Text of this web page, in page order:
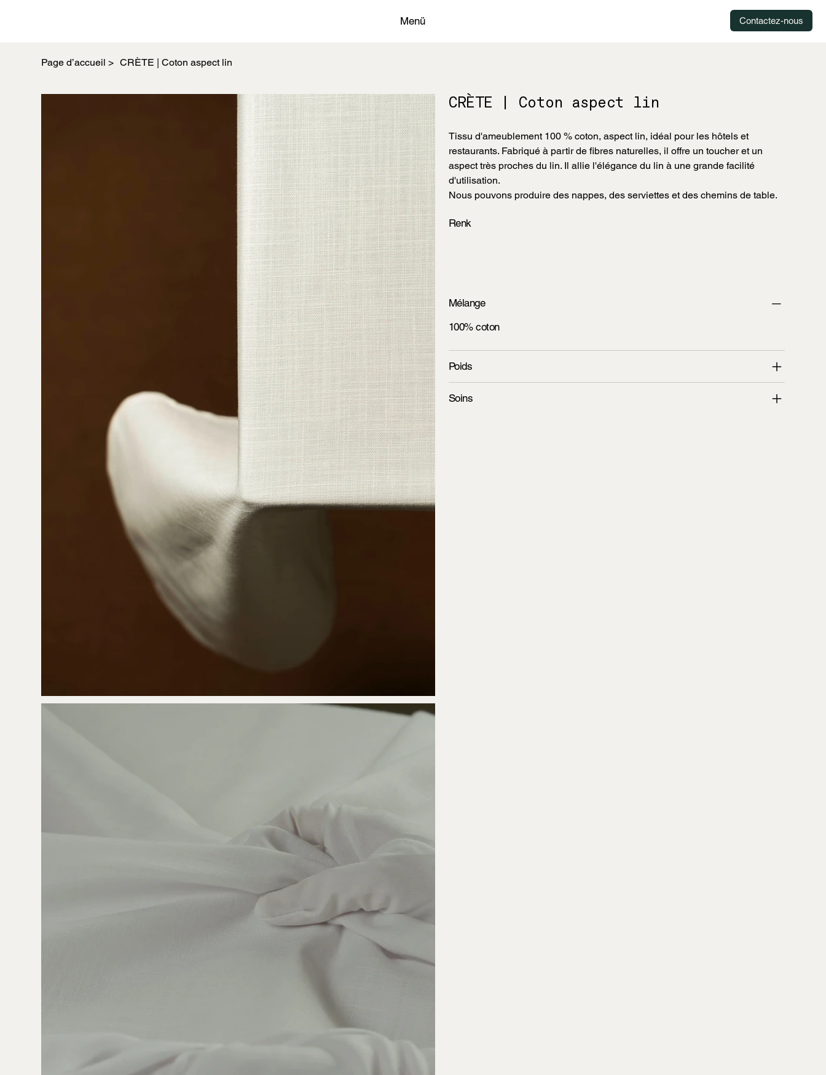
Menü Contactez-nous
Page d’accueil > CRÈTE | Coton aspect lin
CRÈTE | Coton aspect lin
Tissu d'ameublement 100 % coton, aspect lin, idéal pour les hôtels et
restaurants. Fabriqué à partir de fibres naturelles, il offre un toucher et un
aspect très proches du lin. Il allie l'élégance du lin à une grande facilité
d'utilisation.
Nous pouvons produire des nappes, des serviettes et des chemins de table.
Renk
Mélange
100% coton
Poids
Soins